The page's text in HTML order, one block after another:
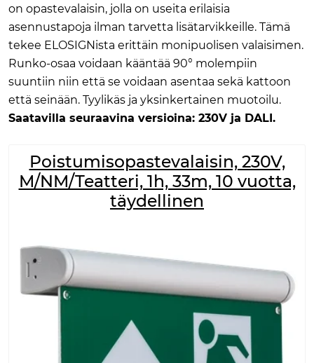
on opastevalaisin, jolla on useita erilaisia ​​
asennustapoja ilman tarvetta lisätarvikkeille. Tämä
tekee ELOSIGNista erittäin monipuolisen valaisimen.
Runko-osaa voidaan kääntää 90° molempiin
suuntiin niin että se voidaan asentaa sekä kattoon
että seinään. Tyylikäs ja yksinkertainen muotoilu.
Saatavilla seuraavina versioina: 230V ja DALI.
Poistumisopastevalaisin, 230V,
M/NM/Teatteri, 1h, 33m, 10 vuotta,
täydellinen